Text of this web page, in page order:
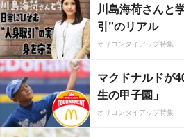
川島海荷さんと
引”のリアル
オリコンタイアップ特集
マクドナルドが
生の甲子園」
オリコンタイアップ特集